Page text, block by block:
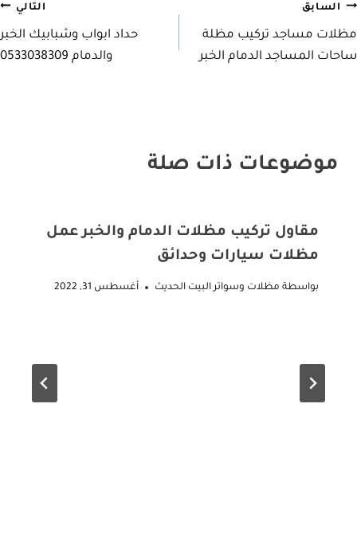
تصفّح
المقالات
السابق
مظلات مساجد تركيب مظلة
ساحات المساجد الدمام الخبر
التالي
حداد ابواب وشبابيك الخبر
والدمام 0533038309
موضوعات ذات صلة
مقاول تركيب مظلات الدمام والخبر عمل
مظلات سيارات وحدائق
بواسطة مظلات وسواتر البيت الحديث أغسطس 31, 2022